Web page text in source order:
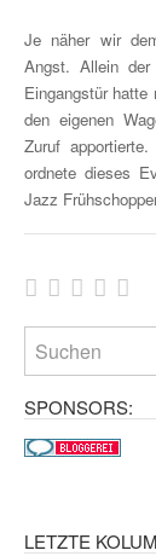
Je näher wir
Angst. Allein
Eingangstür
den eigenen
Zuruf
ordnete dieses
Jazz
SPONSORS:
LETZTE